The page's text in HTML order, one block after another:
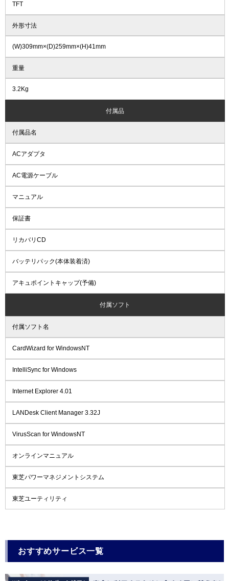
TFT
外形寸法
(W)309mm×(D)259mm×(H)41mm
重量
3.2Kg
付属品
付属品名
ACアダプタ
AC電源ケーブル
マニュアル
保証書
リカバリCD
バッテリパック(本体装着済)
アキュポイントキャップ(予備)
付属ソフト
付属ソフト名
CardWizard for WindowsNT
IntelliSync for Windows
Internet Explorer 4.01
LANDesk Client Manager 3.32J
VirusScan for WindowsNT
オンラインマニュアル
東芝パワーマネジメントシステム
東芝ユーティリティ
おすすめサービス一覧